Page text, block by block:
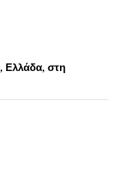
Ελλάδα, στη